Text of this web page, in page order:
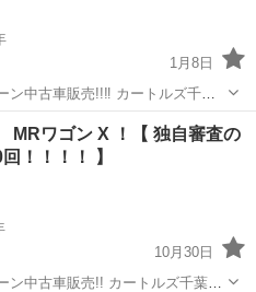
1月8日
中古車販売!!‼ カートルズ千葉
lin...
カートルズ
MRワゴン X ！【 独自審査の
！！！！ 】
10月30日
中古車販売!! カートルズ千葉店